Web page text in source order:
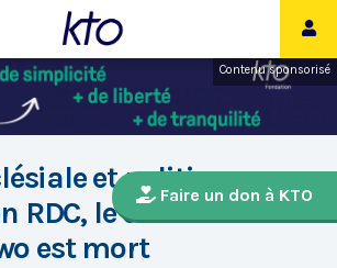
Contenu sponsorisé
Faire un don à KTO
et politique
RDC, le cardinal
est mort